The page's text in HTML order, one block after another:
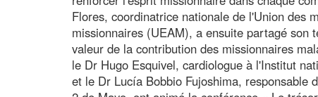
Flores, coordinatrice nationale de l'Union des
missionnaires (UEAM), a ensuite partagé son
valeur de la contribution des missionnaires
le Dr Hugo Esquivel, cardiologue à l'Institut
et le Dr Lucía Bobbio Fujoshima, responsable